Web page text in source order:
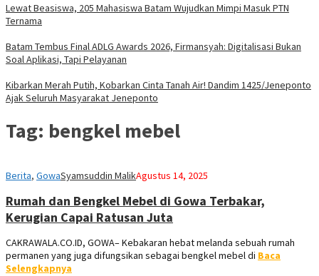
Lewat Beasiswa, 205 Mahasiswa Batam Wujudkan Mimpi Masuk PTN
Ternama
Batam Tembus Final ADLG Awards 2026, Firmansyah: Digitalisasi Bukan
Soal Aplikasi, Tapi Pelayanan
Kibarkan Merah Putih, Kobarkan Cinta Tanah Air! Dandim 1425/Jeneponto
Ajak Seluruh Masyarakat Jeneponto
Tag: bengkel mebel
Berita, GowaSyamsuddin MalikAgustus 14, 2025
Rumah dan Bengkel Mebel di Gowa Terbakar,
Kerugian Capai Ratusan Juta
CAKRAWALA.CO.ID, GOWA– Kebakaran hebat melanda sebuah rumah
permanen yang juga difungsikan sebagai bengkel mebel di Baca
Selengkapnya